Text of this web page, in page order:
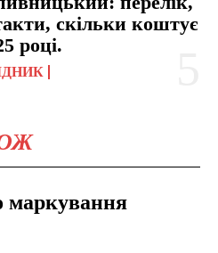
скільки коштує
році.
маркування